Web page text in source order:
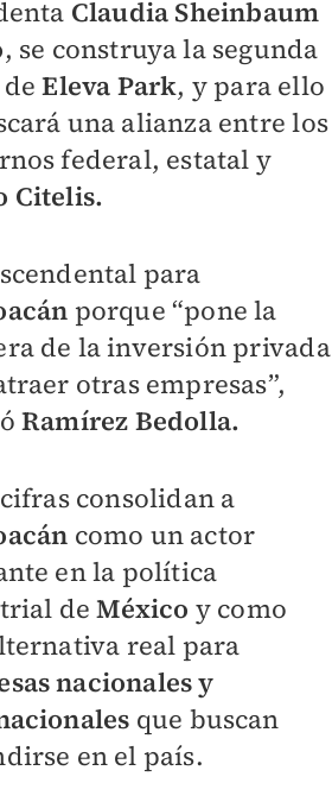
Claudia Sheinbaum
, se construya la segunda
Eleva Park, y para ello
una alianza entre los
federal, estatal y
Citelis.
para
porque “pone la
de la inversión privada
otras empresas”,
Ramírez Bedolla.
consolidan a
como un actor
en la política
deMéxico y como
real para
nacionales y
que buscan
en el país.